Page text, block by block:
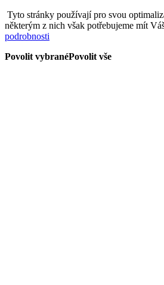
Tyto stránky používají pro svou
některým z nich však potřebujeme mít
podrobnosti
Povolit vybranéPovolit vše